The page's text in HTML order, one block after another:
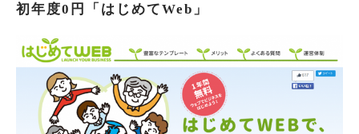
初年度0円「はじめてWeb」